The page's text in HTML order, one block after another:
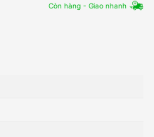
Còn hàng - Giao nhanh